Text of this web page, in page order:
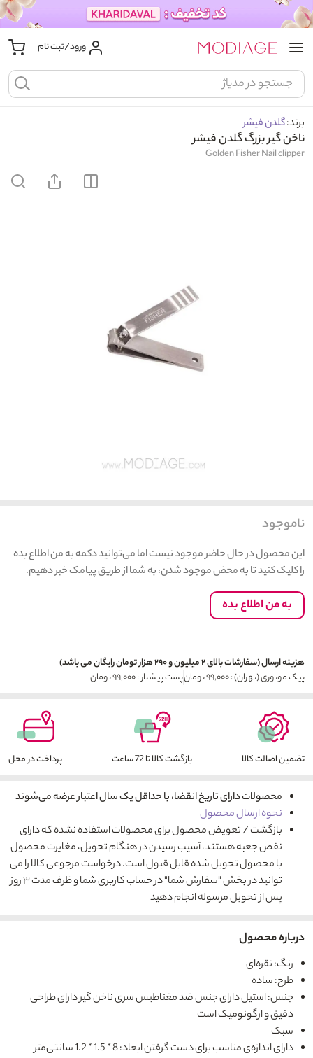
ورود/ثبت نام
برند:گلدن فیشر
ناخن گیر بزرگ گلدن فیشر
Golden Fisher Nail clipper
ناموجود
این محصول در حال حاضر موجود نیست اما می‌توانید دکمه به من اطلاع بده
را کلیک کنید تا به محض موجود شدن، به شما از طریق پیامک خبر دهیم.
به من اطلاع بده
هزینه ارسال (سفارشات بالای ۲ میلیون و ۲۹۰ هزار تومان رایگان می باشد)
پیک موتوری (تهران) : ۹۹,۰۰۰ تومان
پست پیشتاز : ۹۹,۰۰۰ تومان
تضمین اصالت کالا بازگشت کالا تا 72 ساعت پرداخت در محل
محصولات دارای تاریخ انقضا، با حداقل یک سال اعتبار عرضه می‌شوند
نحوه ارسال محصول
بازگشت / تعویض محصول برای محصولات استفاده نشده که دارای
نقص جعبه هستند، آسیب رسیدن در هنگام تحویل، مغایرت محصول
با محصول تحویل شده قابل قبول است. درخواست مرجوعی کالا را می
توانید در بخش "سفارش شما" در حساب کاربری شما و ظرف مدت ۳ روز
پس از تحویل مرسوله انجام دهید
درباره محصول
رنگ: نقره‌ای
طرح: ساده
جنس: استیل دارای جنس ضد مغناطیس سری ناخن گیر دارای طراحی
دقیق و ارگونومیک است
سبک
دارای اندازه‌ی مناسب برای دست گرفتن ابعاد: 8 * 1.5 * 1.2 سانتی‌متر